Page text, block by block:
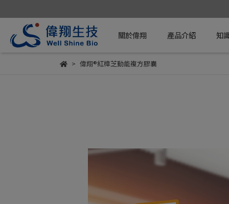
關於偉翔 產品介紹 知
偉翔®紅樟芝動能複方膠囊